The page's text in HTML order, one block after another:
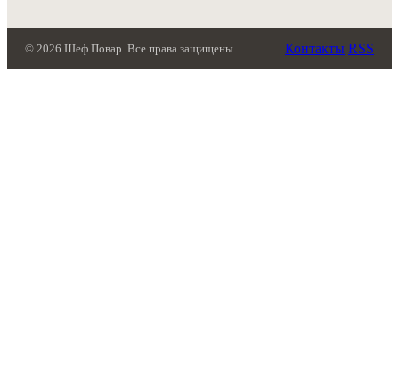
© 2026 Шеф Повар. Все права защищены. Контакты RSS